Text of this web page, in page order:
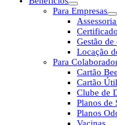
Para Empresas
Gestão
Locação
Para
Cartão Bee
Cartão Útil
Clube de
Planos de
Planos